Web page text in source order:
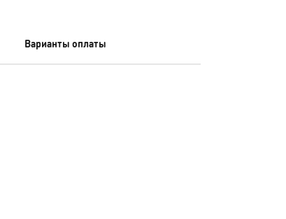
Варианты оплаты